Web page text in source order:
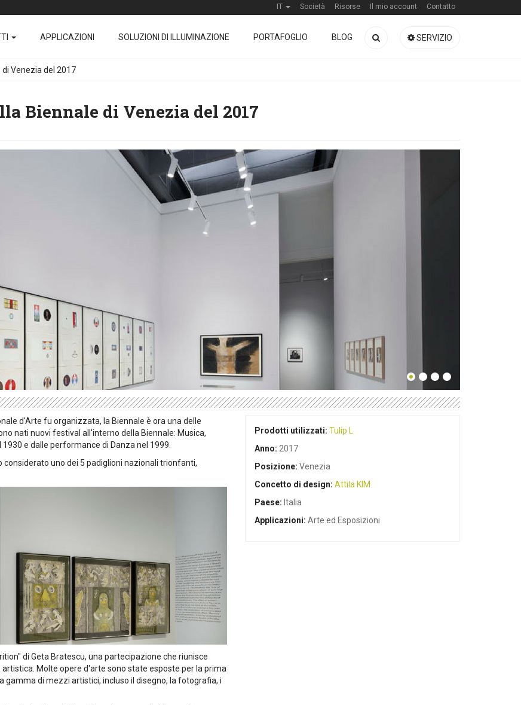
IT Società Risorse Il mio account Contatto
APPLICAZIONI SOLUZIONI DI ILLUMINAZIONE PORTAFOGLIO BLOG SERVIZIO
di Venezia del 2017
Biennale di Venezia del 2017
d'Arte fu organizzata, la Biennale è ora una delle
nati nuovi festival all'interno della Biennale: Musica,
e dalle performance di Danza nel 1999.
considerato uno dei 5 padiglioni nazionali trionfanti,
di Geta Bratescu, una partecipazione che riunisce
Molte opere d'arte sono state esposte per la prima
di mezzi artistici, incluso il disegno, la fotografia, i
Prodotti utilizzati: Tulip L
Anno: 2017
Posizione: Venezia
Concetto di design: Attila KIM
Paese: Italia
Applicazioni: Arte ed Esposizioni